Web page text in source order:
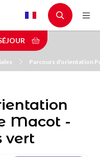
Parcours d'orientation
Macot -
vert